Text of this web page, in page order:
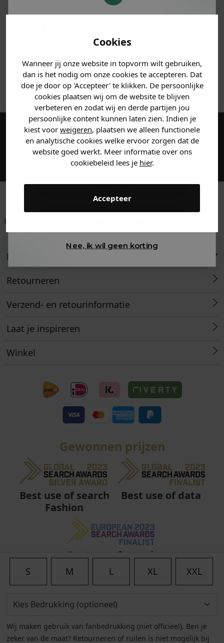
Cookies
Wanneer jij onze website in topvorm wilt gebruiken,
dan is het nodig om onze cookies te accepteren. Dat
doe je door op 'Accepteer' te klikken. De persoonlijke
cookies plaatsen wij om de website te blijven
verbeteren en zodat wij en derde partijen jou
persoonlijke content kunnen laten zien. Indien je
kiest voor weigeren, plaatsen we alleen functionele
en analytische cookies welke ervoor zorgen dat de
website goed werkt. Meer informatie over ons
cookiebeleid lees je hier.
Accepteer
S M L XL XXL
Wij maken gebruik van fanbedrukking (niet officieel). Ben je
zeker van de maat? Retourneren of ruilen is niet mogelijk bij
ANDERE BESTELDEN OOK
Maak een account aan en ontvang 5%
korting op je eerste bestelling!
Betaal achteraf met
Klarna
is morgen in huis!*
ons met een 9,6!
Klantenservice
Retourneren
Verzend- en retourinformatie
Laat je inspireren
Winkel
Gewonnen prijzen
Best use of search
Fashion
Best use of data
Best use of search
Fashion
korting ontvangen!
Vertel ons waar je naar op
zoek bent en claim direct
jouwkorting.
Heren kleding
Dames kleding
Kids kleding
Nee, ik wil geen korting